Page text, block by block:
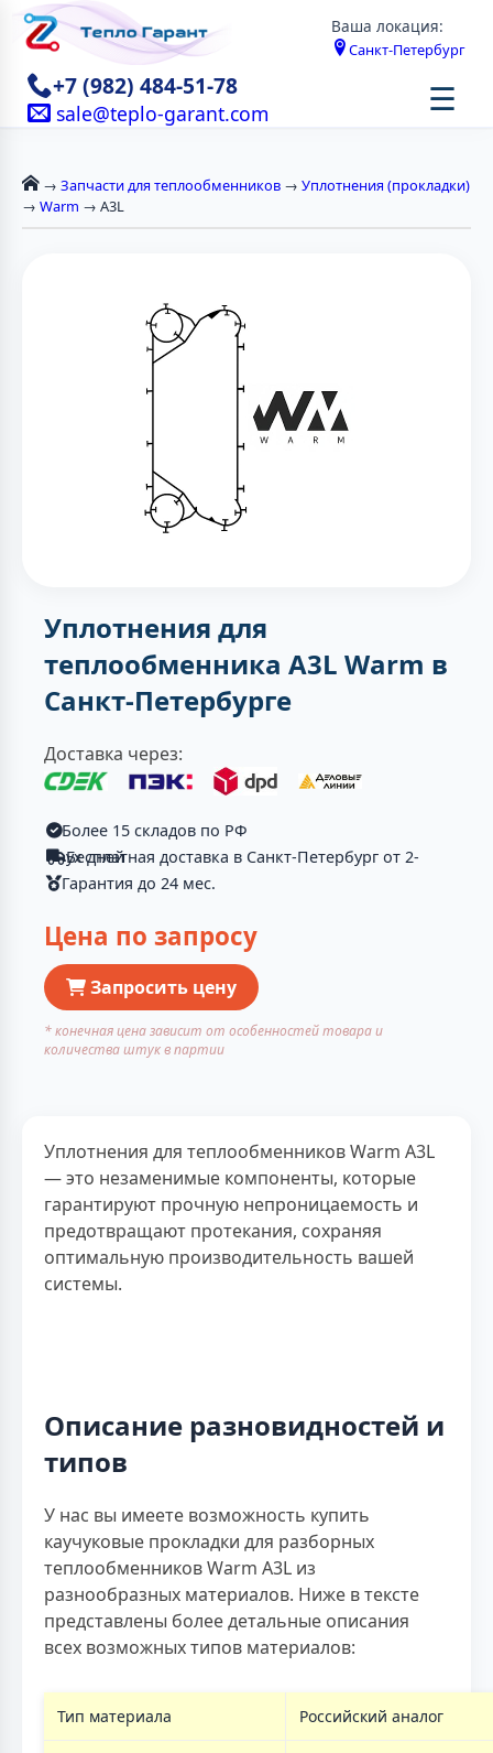
Ваша локация:
Санкт-Петербург
+7 (982) 484-51-78
sale@teplo-garant.com ☰
→ Запчасти для теплообменников → Уплотнения (прокладки)
→ Warm → A3L
Уплотнения для
теплообменника A3L Warm в
Санкт-Петербурге
Доставка через:
Более 15 складов по РФ
Бесплатная доставка в Санкт-Петербург от 2-ух дней
Гарантия до 24 мес.
Цена по запросу
Запросить цену
* конечная цена зависит от особенностей товара и
количества штук в партии
Уплотнения для теплообменников Warm A3L
— это незаменимые компоненты, которые
гарантируют прочную непроницаемость и
предотвращают протекания, сохраняя
оптимальную производительность вашей
системы.
Описание разновидностей и
типов
У нас вы имеете возможность купить
каучуковые прокладки для разборных
теплообменников Warm A3L из
разнообразных материалов. Ниже в тексте
представлены более детальные описания
всех возможных типов материалов:
Тип материала Российский аналог